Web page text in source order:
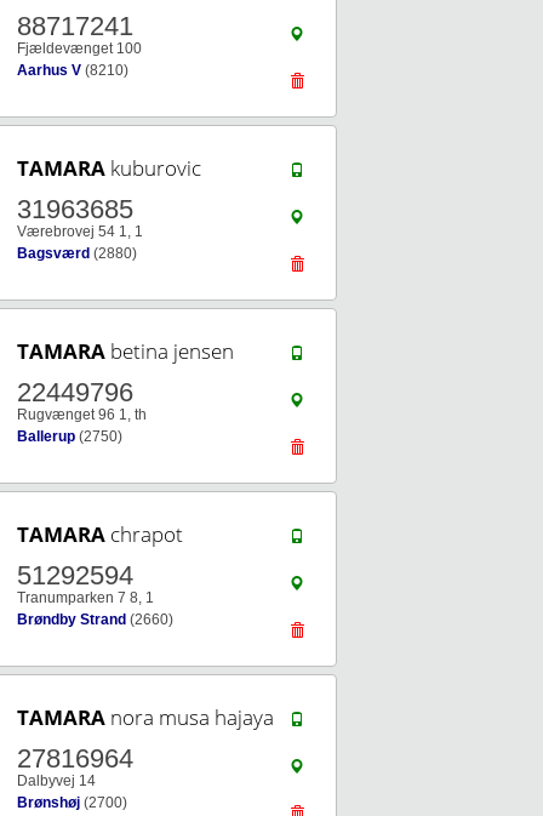
88717241
Fjældevænget 100
Aarhus V (8210)
TAMARA kuburovic
31963685
Værebrovej 54 1, 1
Bagsværd (2880)
TAMARA betina jensen
22449796
Rugvænget 96 1, th
Ballerup (2750)
TAMARA chrapot
51292594
Tranumparken 7 8, 1
Brøndby Strand (2660)
TAMARA nora musa hajaya
27816964
Dalbyvej 14
Brønshøj (2700)